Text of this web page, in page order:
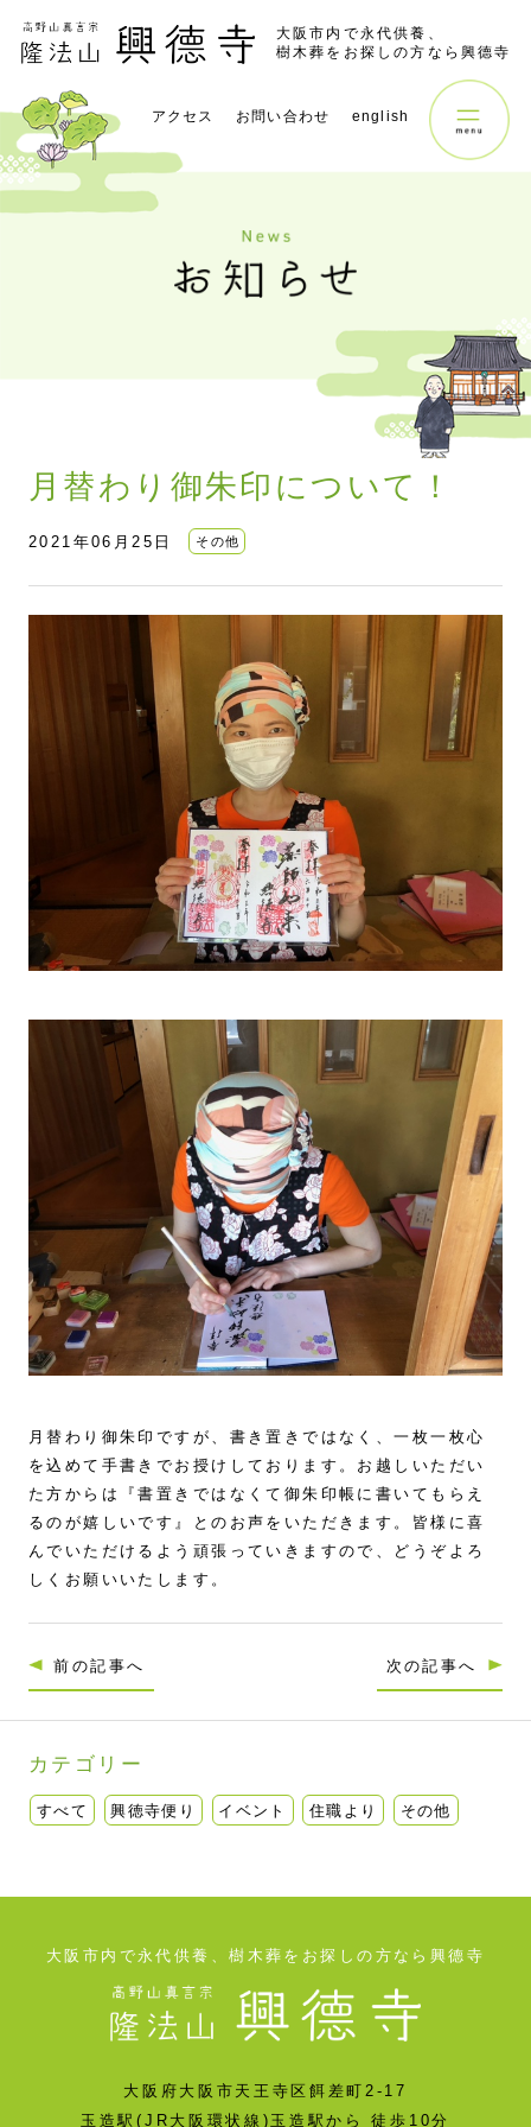
大阪市内で永代供養、
樹木葬をお探しの方なら興德寺
アクセス お問い合わせ english
月替わり御朱印について！
2021年06月25日 その他
月替わり御朱印ですが、書き置きではなく、一枚一枚心
を込めて手書きでお授けしております。お越しいただい
た方からは『書置きではなくて御朱印帳に書いてもらえ
るのが嬉しいです』とのお声をいただきます。皆様に喜
んでいただけるよう頑張っていきますので、どうぞよろ
しくお願いいたします。
前の記事へ 次の記事へ
カテゴリー
すべて 興徳寺便り イベント 住職より その他
大阪市内で永代供養、樹木葬をお探しの方なら興德寺
大阪府大阪市天王寺区餌差町2-17
玉造駅(JR大阪環状線)玉造駅から 徒歩10分